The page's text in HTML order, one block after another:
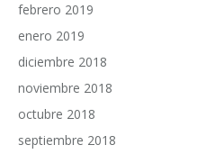
febrero 2019
enero 2019
diciembre 2018
noviembre 2018
octubre 2018
septiembre 2018